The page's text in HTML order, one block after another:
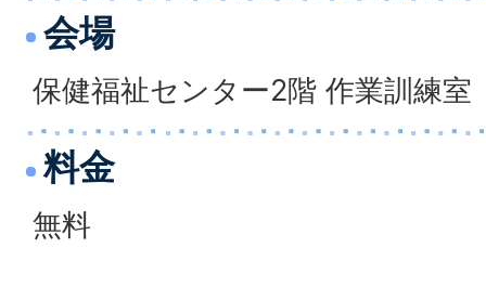
会場
保健福祉センター2階 作業訓練室
料金
無料